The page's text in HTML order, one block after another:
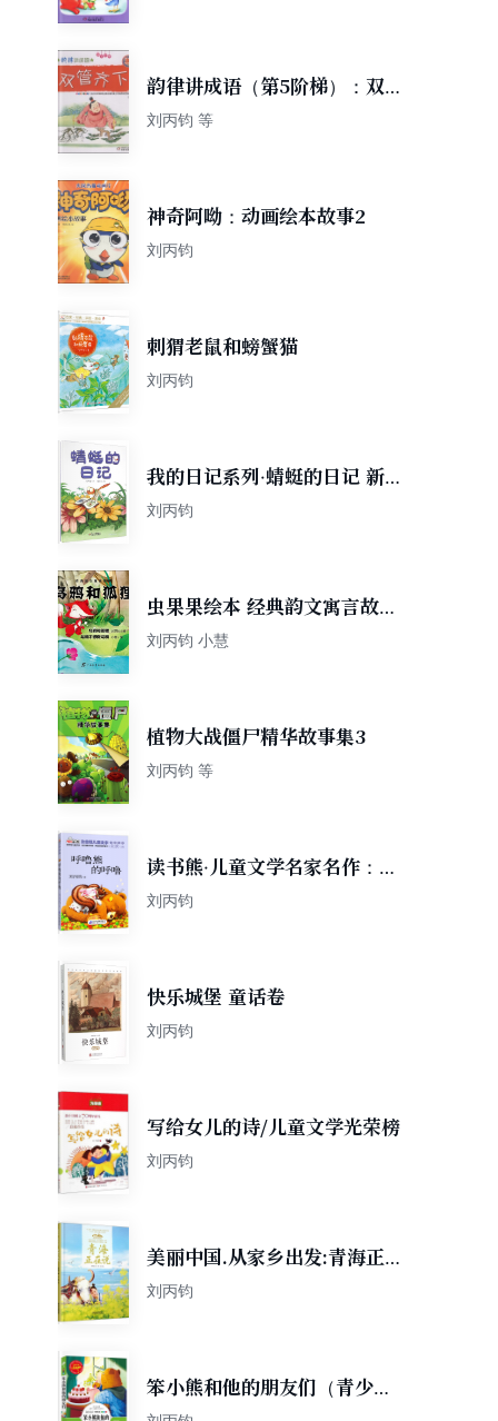
韵律讲成语（第5阶梯）：双
管齐下（附精美动画光盘1
刘丙钧 等
神奇阿呦：动画绘本故事2
刘丙钧
刺猬老鼠和螃蟹猫
刘丙钧
我的日记系列·蜻蜓的日记 新
版
刘丙钧
虫果果绘本 经典韵文寓言故
事：乌鸦和狐狸
刘丙钧 小慧
植物大战僵尸精华故事集3
刘丙钧 等
读书熊·儿童文学名家名作：呼
噜熊的呼噜（注音版）
刘丙钧
快乐城堡 童话卷
刘丙钧
写给女儿的诗/儿童文学光荣榜
刘丙钧
美丽中国.从家乡出发:青海正
在说
刘丙钧
笨小熊和他的朋友们（青少版
新阅读）中小学课外阅读书籍